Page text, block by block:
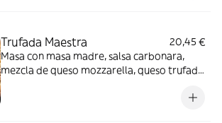
Trufada Maestra
20,45 €
Masa con masa madre, salsa carbonara,
mezcla de queso mozzarella, queso trufado